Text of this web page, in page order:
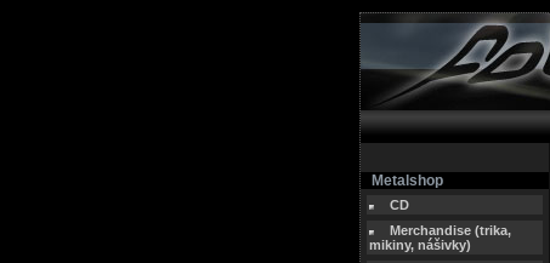
Metalshop
CD
Merchandise (trika,
mikiny, nášivky)